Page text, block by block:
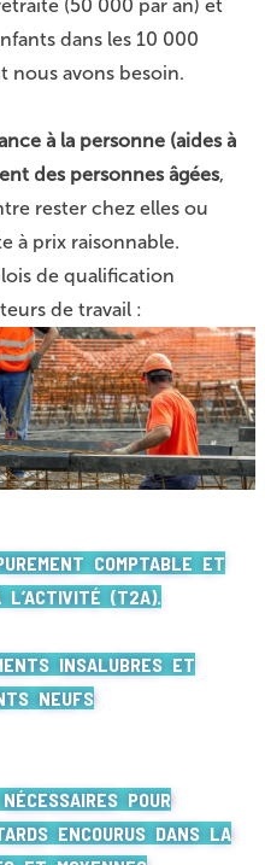
(50 000 par an) et
dans les 10 000
nous avons besoin.
à la personne (aides à
des personnes âgées,
rester chez elles ou
à prix raisonnable.
de qualification
de travail :
COMPTABLE ET
L’ACTIVITÉ (T2A).
INSALUBRES ET
NEUFS
POUR
ENCOURUS DANS LA